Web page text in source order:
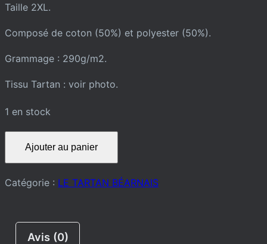
Taille 2XL.
Composé de coton (50%) et polyester (50%).
Grammage : 290g/m2.
Tissu Tartan : voir photo.
1 en stock
ZIPPÉ
Ajouter au panier
Catégorie : LE TARTAN BÉARNAIS
Avis (0)